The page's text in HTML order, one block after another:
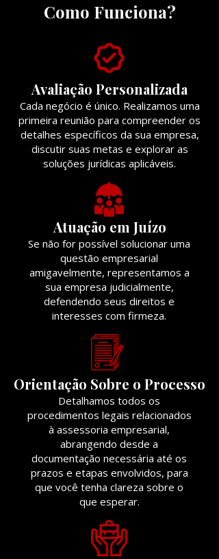
Como Funciona?
Avaliação Personalizada
Cada negócio é único. Realizamos uma
primeira reunião para compreender os
detalhes específicos da sua empresa,
discutir suas metas e explorar as
soluções jurídicas aplicáveis.
Atuação em Juízo
Se não for possível solucionar uma
questão empresarial
amigavelmente, representamos a
sua empresa judicialmente,
defendendo seus direitos e
interesses com firmeza.
Orientação Sobre o Processo
Detalhamos todos os
procedimentos legais relacionados
à assessoria empresarial,
abrangendo desde a
documentação necessária até os
prazos e etapas envolvidos, para
que você tenha clareza sobre o
que esperar.